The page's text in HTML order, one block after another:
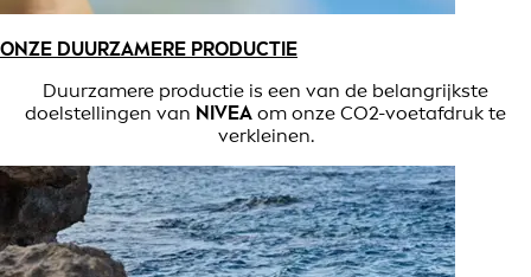
ONZE DUURZAMERE PRODUCTIE
Duurzamere productie is een van de belangrijkste
doelstellingen van NIVEA om onze CO2-voetafdruk te
verkleinen.